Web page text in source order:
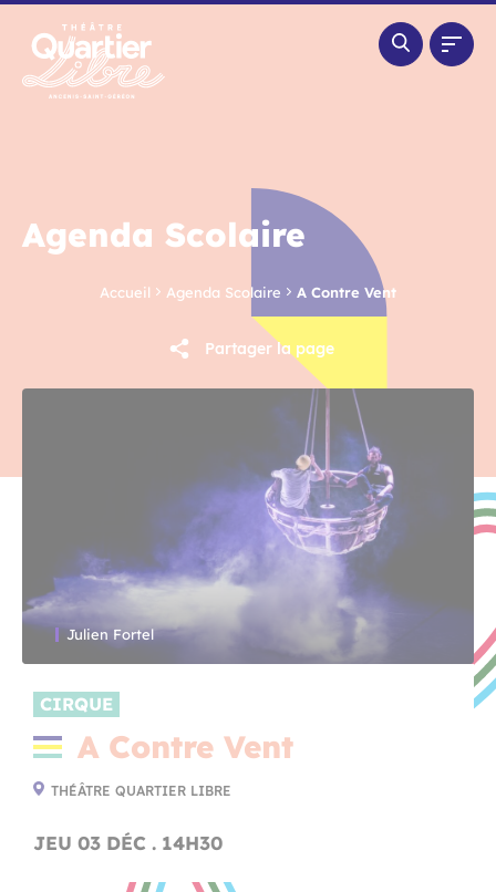
Agenda Scolaire
Accueil Agenda Scolaire A Contre Vent
Partager la page
Julien Fortel
CIRQUE
A Contre Vent
THÉÂTRE QUARTIER LIBRE
JEU 03 DÉC . 14H30
Panneau de gestion des cookies